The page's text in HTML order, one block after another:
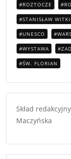
ROZTOCZE
STANISŁAW
UNESCO
WYSTAWA
ŚW. FLORIAN
Skład
Maczyńska